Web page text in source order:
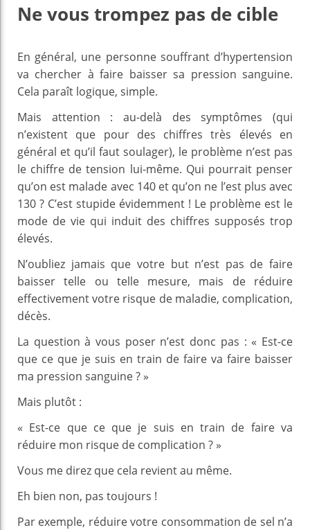
Ne vous trompez pas de cible
En général, une personne souffrant d’hypertension
va chercher à faire baisser sa pression sanguine.
Cela paraît logique, simple.
Mais attention : au-delà des symptômes (qui
n’existent que pour des chiffres très élevés en
général et qu’il faut soulager), le problème n’est pas
le chiffre de tension lui-même. Qui pourrait penser
qu’on est malade avec 140 et qu’on ne l’est plus avec
130 ? C’est stupide évidemment ! Le problème est le
mode de vie qui induit des chiffres supposés trop
élevés.
N’oubliez jamais que votre but n’est pas de faire
baisser telle ou telle mesure, mais de réduire
effectivement votre risque de maladie, complication,
décès.
La question à vous poser n’est donc pas : « Est-ce
que ce que je suis en train de faire va faire baisser
ma pression sanguine ? »
Mais plutôt :
« Est-ce que ce que je suis en train de faire va
réduire mon risque de complication ? »
Vous me direz que cela revient au même.
Eh bien non, pas toujours !
Par exemple, réduire votre consommation de sel n’a